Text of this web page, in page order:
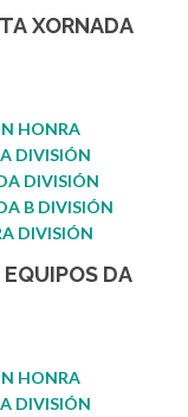
XORNADA
HONRA
DIVISIÓN
DIVISIÓN
B DIVISIÓN
DIVISIÓN
EQUIPOS DA
N HONRA
DIVISIÓN